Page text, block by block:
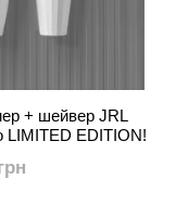
+ шейвер JRL
LIMITED EDITION!